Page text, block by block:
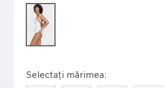
Selectați mărimea: